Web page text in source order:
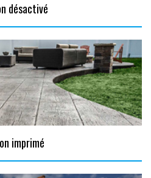
désactivé
imprimé